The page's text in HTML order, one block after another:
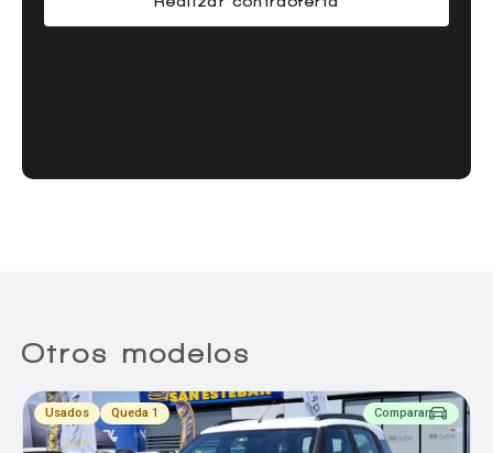
Otros modelos
Usados Queda 1 Comparar
Agregar un vehículo